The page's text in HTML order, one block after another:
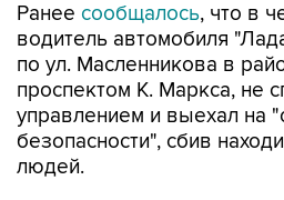
Ранее сообщалось, что в
водитель автомобиля
по ул. Масленникова в
проспектом К. Маркса, не
управлением и выехал на
безопасности", сбив
людей.